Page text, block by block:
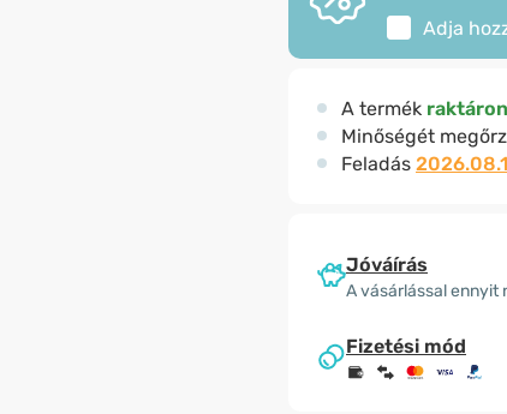
Adja
A termék raktáron
Minőségét
Feladás
Jóváírás
A vásárlással ennyit
Fizetési mód